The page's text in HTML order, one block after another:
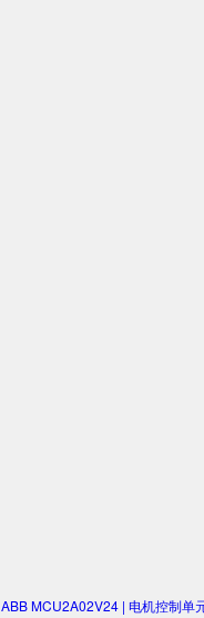
ABB MCU2A02V24 | 电机控制单